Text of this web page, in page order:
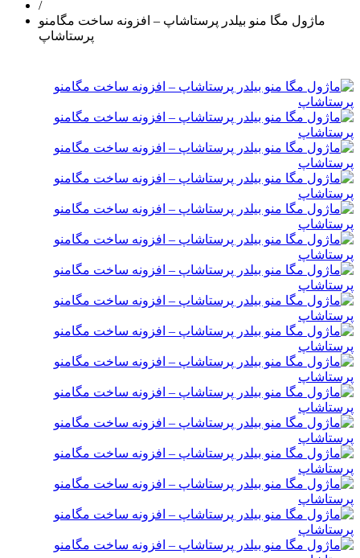
/
ماژول مگا منو بیلدر پرستاشاپ – افزونه ساخت مگامنو
پرستاشاپ